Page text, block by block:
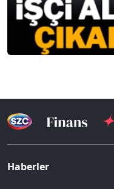
Haberler